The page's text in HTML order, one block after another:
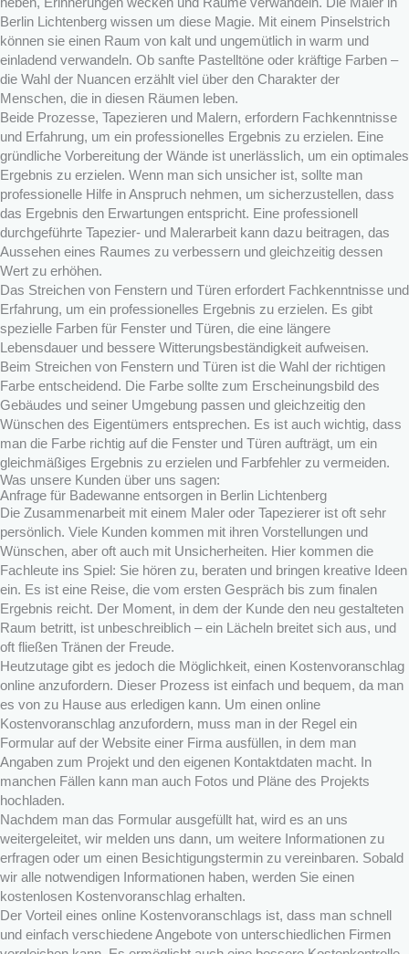
Berlin Lichtenberg wissen um diese Magie. Mit einem Pinselstrich
können sie einen Raum von kalt und ungemütlich in warm und
einladend verwandeln. Ob sanfte Pastelltöne oder kräftige Farben –
die Wahl der Nuancen erzählt viel über den Charakter der
Menschen, die in diesen Räumen leben.
Beide Prozesse, Tapezieren und Malern, erfordern Fachkenntnisse
und Erfahrung, um ein professionelles Ergebnis zu erzielen. Eine
gründliche Vorbereitung der Wände ist unerlässlich, um ein optimales
Ergebnis zu erzielen. Wenn man sich unsicher ist, sollte man
professionelle Hilfe in Anspruch nehmen, um sicherzustellen, dass
das Ergebnis den Erwartungen entspricht. Eine professionell
durchgeführte Tapezier- und Malerarbeit kann dazu beitragen, das
Aussehen eines Raumes zu verbessern und gleichzeitig dessen
Wert zu erhöhen.
Das Streichen von Fenstern und Türen erfordert Fachkenntnisse und
Erfahrung, um ein professionelles Ergebnis zu erzielen. Es gibt
spezielle Farben für Fenster und Türen, die eine längere
Lebensdauer und bessere Witterungsbeständigkeit aufweisen.
Beim Streichen von Fenstern und Türen ist die Wahl der richtigen
Farbe entscheidend. Die Farbe sollte zum Erscheinungsbild des
Gebäudes und seiner Umgebung passen und gleichzeitig den
Wünschen des Eigentümers entsprechen. Es ist auch wichtig, dass
man die Farbe richtig auf die Fenster und Türen aufträgt, um ein
gleichmäßiges Ergebnis zu erzielen und Farbfehler zu vermeiden.
Was unsere Kunden über uns sagen:
Anfrage für Badewanne entsorgen in Berlin Lichtenberg
Die Zusammenarbeit mit einem Maler oder Tapezierer ist oft sehr
persönlich. Viele Kunden kommen mit ihren Vorstellungen und
Wünschen, aber oft auch mit Unsicherheiten. Hier kommen die
Fachleute ins Spiel: Sie hören zu, beraten und bringen kreative Ideen
ein. Es ist eine Reise, die vom ersten Gespräch bis zum finalen
Ergebnis reicht. Der Moment, in dem der Kunde den neu gestalteten
Raum betritt, ist unbeschreiblich – ein Lächeln breitet sich aus, und
oft fließen Tränen der Freude.
Heutzutage gibt es jedoch die Möglichkeit, einen Kostenvoranschlag
online anzufordern. Dieser Prozess ist einfach und bequem, da man
es von zu Hause aus erledigen kann. Um einen online
Kostenvoranschlag anzufordern, muss man in der Regel ein
Formular auf der Website einer Firma ausfüllen, in dem man
Angaben zum Projekt und den eigenen Kontaktdaten macht. In
manchen Fällen kann man auch Fotos und Pläne des Projekts
hochladen.
Nachdem man das Formular ausgefüllt hat, wird es an uns
weitergeleitet, wir melden uns dann, um weitere Informationen zu
erfragen oder um einen Besichtigungstermin zu vereinbaren. Sobald
wir alle notwendigen Informationen haben, werden Sie einen
kostenlosen Kostenvoranschlag erhalten.
Der Vorteil eines online Kostenvoranschlags ist, dass man schnell
und einfach verschiedene Angebote von unterschiedlichen Firmen